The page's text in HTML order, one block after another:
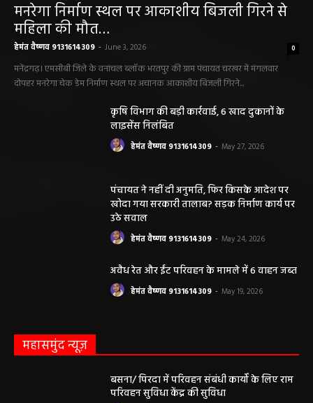
मनरेगा निर्माण स्थल पर आकाशीय बिजली गिरने से
महिला की मौत…
हेमंत वैष्णव 9131614309 - June 3, 2026 0
मनेंद्रगढ़। एमसीबी जिले के वनांचल ब्लॉक भरतपुर की ग्राम पंचायत चरखर में मंगलवार
दोपहर मनरेगा चेक डेम निर्माण स्थल पर अचानक आकाशीय बिजली गिरने...
कृषि विभाग की बड़ी कार्रवाई, 6 खाद दुकानों के
लाइसेंस निलंबित
हेमंत वैष्णव 9131614309 - May 27, 2026
पंचायत ने नहीं दी अनुमति, फिर किसके आदेश पर
खोदा गया सरकारी तालाब? सड़क निर्माण कार्य पर
उठे सवाल
हेमंत वैष्णव 9131614309 - May 24, 2026
अवैध रेत और ईंट परिवहन के मामले में 6 वाहन जब्त
हेमंत वैष्णव 9131614309 - May 19, 2026
महासमुंद न्यूज़
बसना/ पिरदा में परिवहन संबंधी कार्यों के लिए राम
परिवहन सुविधा केंद्र की सुविधा